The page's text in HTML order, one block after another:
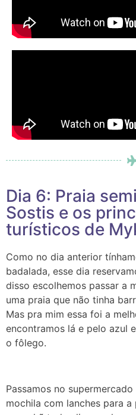
Dia 6: Praia
Sostis e os
turísticos de
Como no dia anterior
badalada, esse dia
disso escolhemos passar a
uma praia que não tinha
Mas pra mim essa foi a
encontramos lá e pelo azul
o fôlego.
Passamos no
mochila com lanches para